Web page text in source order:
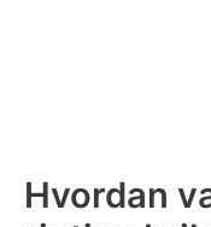
Hvordan